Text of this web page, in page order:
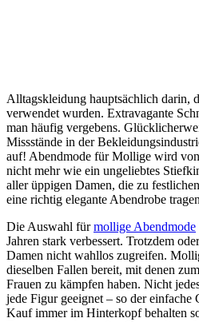
Alltagskleidung hauptsächlich darin,
verwendet wurden. Extravagante
man häufig vergebens.
Missstände in der
auf! Abendmode für Mollige wird
nicht mehr wie ein ungeliebtes
aller üppigen Damen, die zu
eine richtig elegante Abendrobe
Die Auswahl fürmollige Abendmode
Jahren stark verbessert. Trotzdem
Damen nicht wahllos zugreifen.
dieselben Fallen bereit, mit denen
Frauen zu kämpfen haben. Nicht
jede Figur geeignet – so der einfache
Kauf immer im Hinterkopf behalten